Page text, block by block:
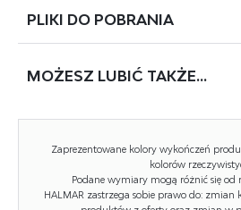
Kolekcja Paxos to nowoczesna
kolorystycznej dominują subtelne
wnętrza.
Fronty mebli wyróżniają się
PLIKI DO POBRANIA
PAXOS-RTV1
Zaprezentowane kolory wykończeń
kolorów
Podane wymiary mogą różnić się od
HALMAR zastrzega sobie prawo do: zmian
MOŻESZ LUBIĆ TAKŻE...